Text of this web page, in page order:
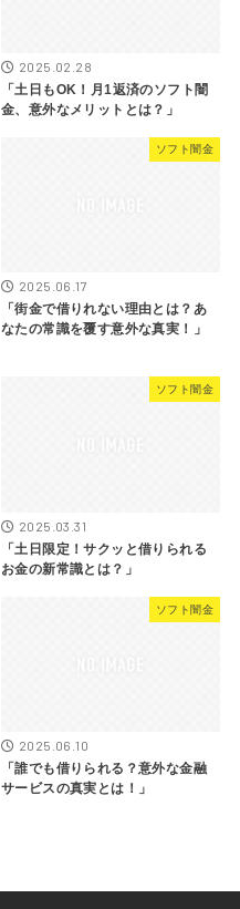
2025.02.28
「土日もOK！月1返済のソフト闇
金、意外なメリットとは？」
ソフト闇金
2025.06.17
「街金で借りれない理由とは？あ
なたの常識を覆す意外な真実！」
ソフト闇金
2025.03.31
「土日限定！サクッと借りられる
お金の新常識とは？」
ソフト闇金
2025.06.10
「誰でも借りられる？意外な金融
サービスの真実とは！」